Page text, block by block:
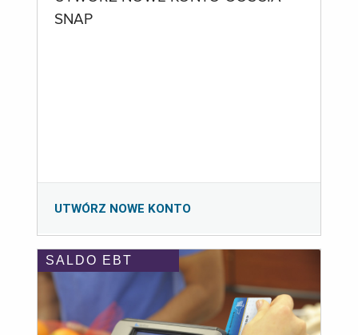
SNAP
UTWÓRZ NOWE KONTO
SALDO EBT